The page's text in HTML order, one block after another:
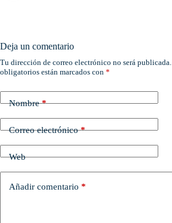
Deja un comentario
Tu dirección de correo electrónico no será publicada.
obligatorios están marcados con *
Nombre*
Correo electrónico*
Web
Añadir comentario *